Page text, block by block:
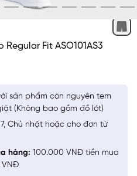
Fit ASO101AS3
sản phẩm còn nguyên tem
(Không bao gồm đồ lót)
7, Chủ nhật hoặc cho đơn từ
hàng: 100.000 VNĐ tiền mua
VNĐ